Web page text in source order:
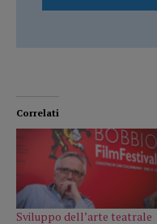
Correlati
Sviluppo dell’arte teatrale